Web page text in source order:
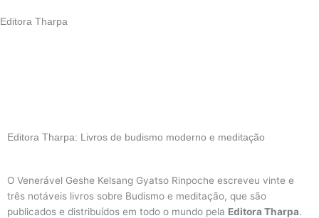
to
Editora Tharpa
Editora Tharpa: Livros de budismo moderno e meditação
O Venerável Geshe Kelsang Gyatso Rinpoche escreveu vinte e
três notáveis livros sobre Budismo e meditação, que são
publicados e distribuídos em todo o mundo pela Editora Tharpa.